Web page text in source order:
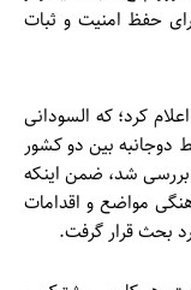
حفظ امنیت و ثبات
کرد؛ که السودانی
دوجانبه بین دو کشور
شد، ضمن اینکه
مواضع و اقدامات
بحث قرار گرفت.